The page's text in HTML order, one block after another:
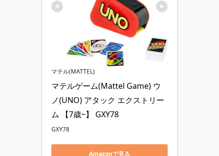
マテル(MATTEL)
マテルゲーム(Mattel Game) ウ
ノ(UNO) アタック エクストリー
ム 【7歳~】 GXY78
GXY78
Amazonで見る